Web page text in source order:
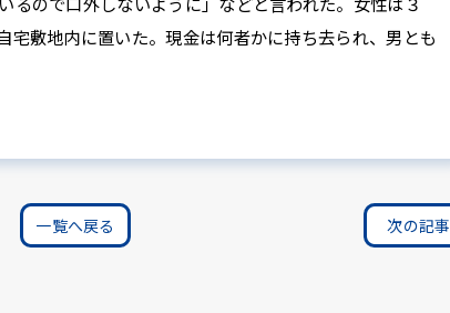
宅敷地内に置いた。現金は何者かに持ち去られ、男とも
一覧へ戻る 次の記事